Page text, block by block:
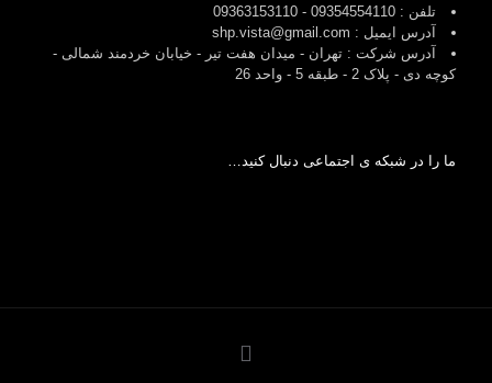
تلفن : 09354554110 - 09363153110
آدرس ایمیل : shp.vista@gmail.com
آدرس شرکت : تهران - میدان هفت تیر - خیابان خردمند شمالی -
کوچه دی - پلاک 2 - طبقه 5 - واحد 26
ما را در شبکه ی اجتماعی دنبال کنید…